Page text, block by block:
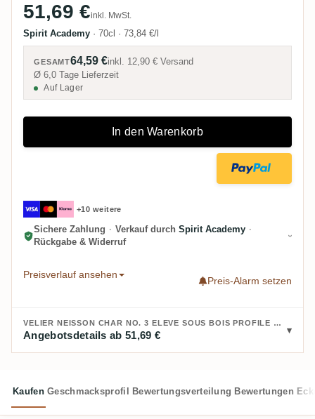
51,69 €inkl. MwSt.
Spirit Academy · 70cl · 73,84 €/l
GESAMT64,59 €inkl. 12,90 € Versand
Ø 6,0 Tage Lieferzeit
Auf Lager
In den Warenkorb
+10 weitere
Sichere Zahlung · Verkauf durch Spirit Academy ·
Rückgabe & Widerruf
Preisverlauf ansehen
Preis-Alarm setzen
VELIER NEISSON CHAR NO. 3 ELEVE SOUS BOIS PROFILE TI TAK BWA 2026 KAUFEN:
Angebotsdetails ab 51,69 €
Kaufen Geschmacksprofil Bewertungsverteilung Bewertungen